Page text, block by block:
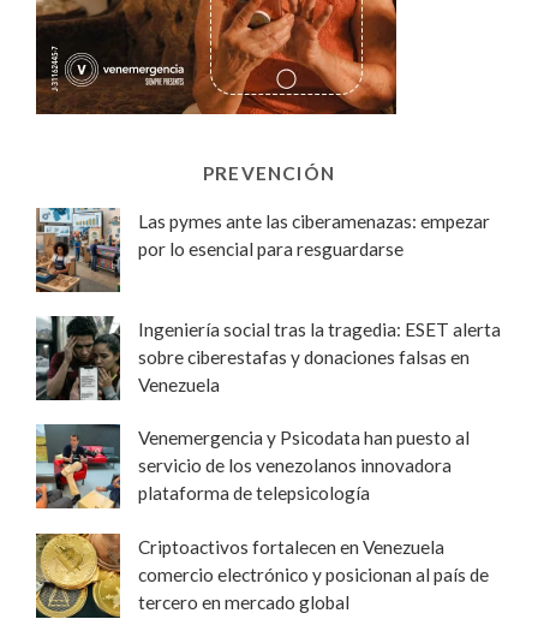
PREVENCIÓN
Las pymes ante las ciberamenazas: empezar
por lo esencial para resguardarse
Ingeniería social tras la tragedia: ESET alerta
sobre ciberestafas y donaciones falsas en
Venezuela
Venemergencia y Psicodata han puesto al
servicio de los venezolanos innovadora
plataforma de telepsicología
Criptoactivos fortalecen en Venezuela
comercio electrónico y posicionan al país de
tercero en mercado global